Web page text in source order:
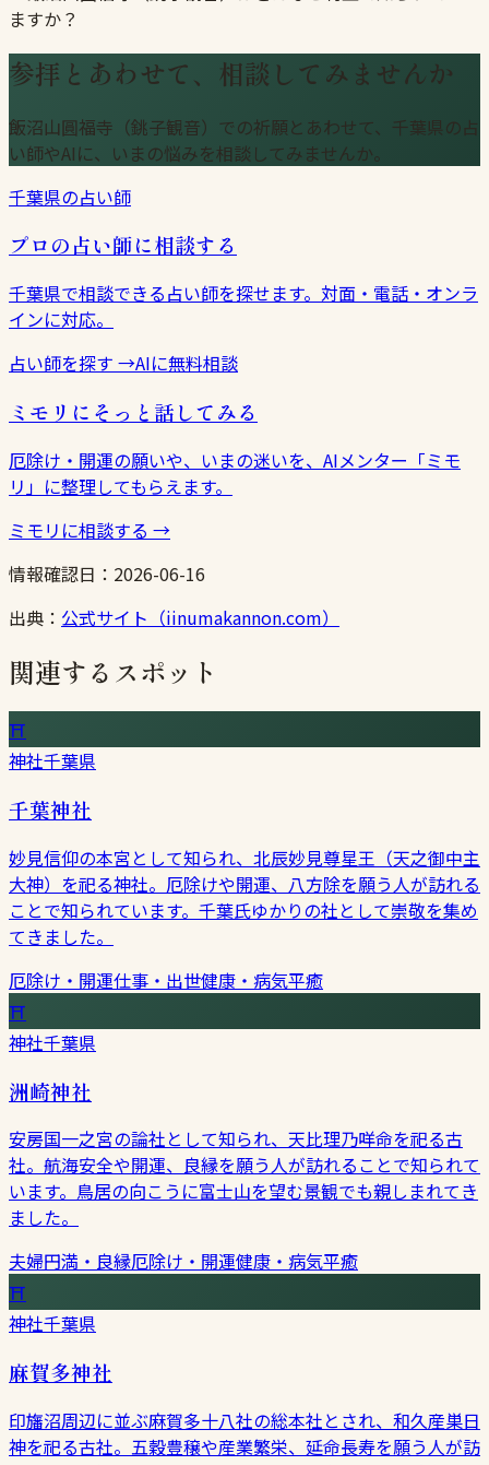
ますか？
参拝とあわせて、相談してみませんか
飯沼山圓福寺（銚子観音）での祈願とあわせて、千葉県の占
い師やAIに、いまの悩みを相談してみませんか。
千葉県の占い師
プロの占い師に相談する
千葉県で相談できる占い師を探せます。対面・電話・オンラ
インに対応。
占い師を探す →AIに無料相談
ミモリにそっと話してみる
厄除け・開運の願いや、いまの迷いを、AIメンター「ミモ
リ」に整理してもらえます。
ミモリに相談する →
情報確認日： 2026-06-16
出典： 公式サイト（iinumakannon.com）
関連するスポット
⛩
神社千葉県
千葉神社
妙見信仰の本宮として知られ、北辰妙見尊星王（天之御中主
大神）を祀る神社。厄除けや開運、八方除を願う人が訪れる
ことで知られています。千葉氏ゆかりの社として崇敬を集め
てきました。
厄除け・開運仕事・出世健康・病気平癒
⛩
神社千葉県
洲崎神社
安房国一之宮の論社として知られ、天比理乃咩命を祀る古
社。航海安全や開運、良縁を願う人が訪れることで知られて
います。鳥居の向こうに富士山を望む景観でも親しまれてき
ました。
夫婦円満・良縁厄除け・開運健康・病気平癒
⛩
神社千葉県
麻賀多神社
印旛沼周辺に並ぶ麻賀多十八社の総本社とされ、和久産巣日
神を祀る古社。五穀豊穣や産業繁栄、延命長寿を願う人が訪